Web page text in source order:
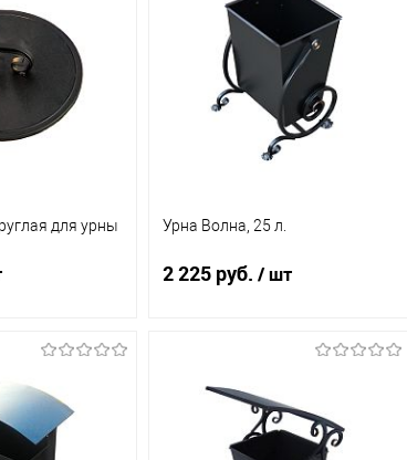
для урны
К
сравнению
Урна Волна, 25 л.
2 225 руб. / шт
Купить в 1 клик
К
сравнению